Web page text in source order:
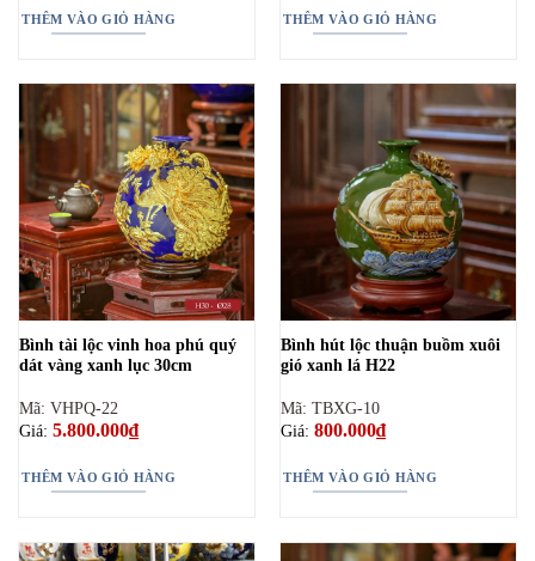
THÊM VÀO GIỎ HÀNG
2.300.000₫.
THÊM VÀO GIỎ HÀNG
Bình tài lộc vinh hoa phú quý
dát vàng xanh lục 30cm
Mã: VHPQ-22
Giá: 5.800.000₫
THÊM VÀO GIỎ HÀNG
Bình hút lộc thuận buồm xuôi
gió xanh lá H22
Mã: TBXG-10
Giá: 800.000₫
THÊM VÀO GIỎ HÀNG